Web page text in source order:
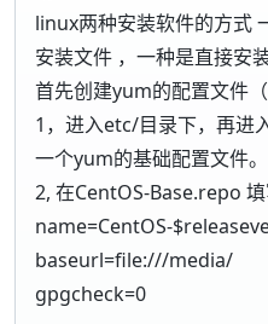
linux两种安装软件的方式
安装文件 ，一种是直接安
首先创建yum的配置文件
1，进入etc/目录下，再进
一个yum的基础配置文件
2, 在CentOS-Base.repo
name=CentOS-
baseurl=file:///media/
gpgcheck=0